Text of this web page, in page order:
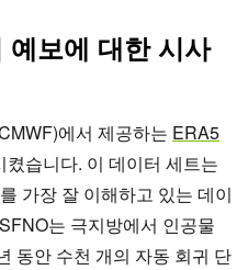
예보에 대한 시사
에서 제공하는 ERA5
습니다. 이 데이터 세트는
가장 잘 이해하고 있는 데이
는 극지방에서 인공물
동안 수천 개의 자동 회귀 단